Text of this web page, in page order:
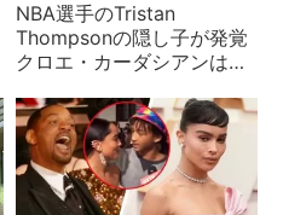
NBA選手のTristan
Thompsonの隠し子が発覚
クロエ・カーダシアンは無